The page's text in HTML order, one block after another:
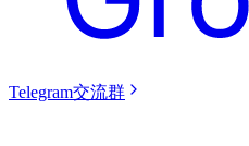
Telegram交流群